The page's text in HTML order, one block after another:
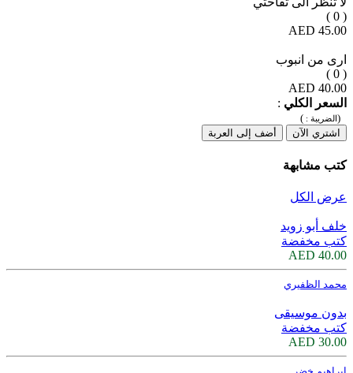
( 0 )
45.00 AED
ارى من انبوب
( 0 )
40.00 AED
السعر الكلي :
(الضريبة : )
اشتري الآن
أضف إلى العربة
كتب مشابهة
عرض الكل
خلف أبو زويد
كتب مخفضة
40.00 AED
محمد الظفيري
بدون موسيقى
كتب مخفضة
30.00 AED